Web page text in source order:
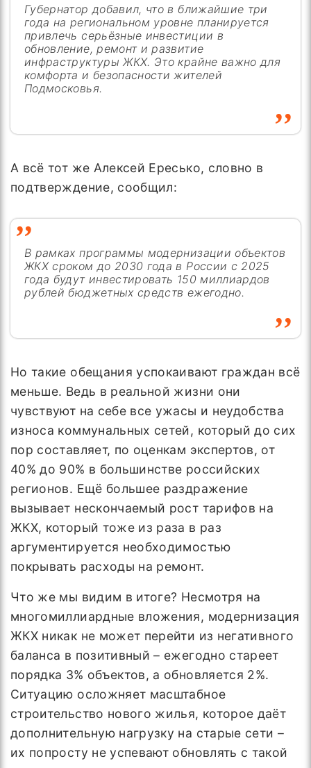
Губернатор добавил, что в ближайшие три
года на региональном уровне планируется
привлечь серьёзные инвестиции в
обновление, ремонт и развитие
инфраструктуры ЖКХ. Это крайне важно для
комфорта и безопасности жителей
Подмосковья.
А всё тот же Алексей Ересько, словно в
подтверждение, сообщил:
В рамках программы модернизации объектов
ЖКХ сроком до 2030 года в России с 2025
года будут инвестировать 150 миллиардов
рублей бюджетных средств ежегодно.
Но такие обещания успокаивают граждан всё
меньше. Ведь в реальной жизни они
чувствуют на себе все ужасы и неудобства
износа коммунальных сетей, который до сих
пор составляет, по оценкам экспертов, от
40% до 90% в большинстве российских
регионов. Ещё большее раздражение
вызывает нескончаемый рост тарифов на
ЖКХ, который тоже из раза в раз
аргументируется необходимостью
покрывать расходы на ремонт.
Что же мы видим в итоге? Несмотря на
многомиллиардные вложения, модернизация
ЖКХ никак не может перейти из негативного
баланса в позитивный – ежегодно стареет
порядка 3% объектов, а обновляется 2%.
Ситуацию осложняет масштабное
строительство нового жилья, которое даёт
дополнительную нагрузку на старые сети –
их попросту не успевают обновлять с такой